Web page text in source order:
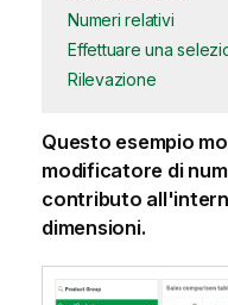
Numeri relativi
Effettuare una
Rilevazione
Questo esempio
modificatore di
contributo
dimensioni.